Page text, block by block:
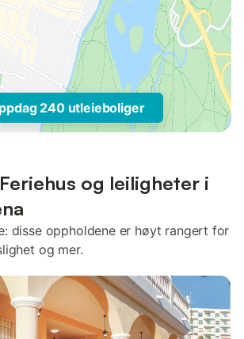
240 utleieboliger
og leiligheter i
disse oppholdene er høyt rangert for
og mer.